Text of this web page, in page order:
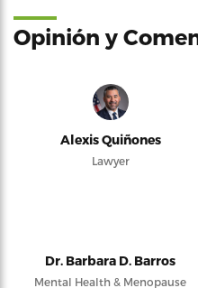
Opinión y
Alexis Quiñones
Lawyer
Dr. Barbara D. Barros
Mental Health & Menopause